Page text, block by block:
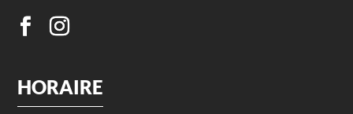
HORAIRE